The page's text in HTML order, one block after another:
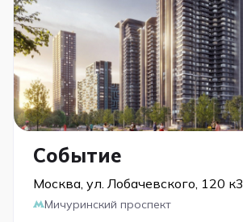
Событие
Москва, ул. Лобачевского, 120 к3
Мичуринский проспект